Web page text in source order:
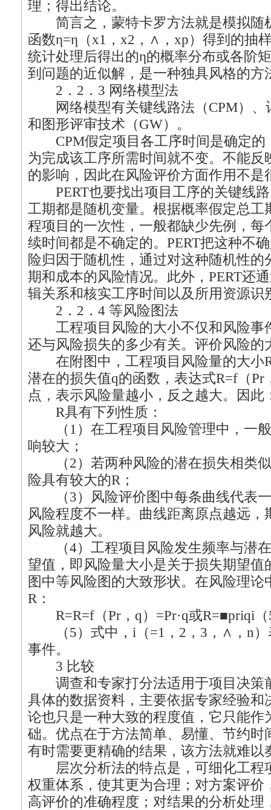
理；得出结论。
简言之，蒙特卡罗方法就是模拟随
函数η=η（x1，x2，∧，xp）得到的抽
统计处理后得出的η的概率分布或各阶
到问题的近似解，是一种独具风格的方
2．2．3 网络模型法
网络模型有关键线路法（CPM）、
和图形评审技术（GW）。
CPM假定项目各工序时间是确定的
为完成该工序所需时间就不变。不能
的影响，因此在风险评价方面作用不是
PERT也要找出项目工序的关键线路
工期都是随机变量。根据概率假定总工
程项目的一次性，一般都缺少先例，每
续时间都是不确定的。PERT把这种不
险归因于随机性，通过对这种随机性的
期和成本的风险情况。此外，PERT还
辑关系和核实工序时间以及所用资源识
2．2．4 等风险图法
工程项目风险的大小不仅和风险事
还与风险损失的多少有关。评价风险的
在附图中，工程项目风险量的大小
潜在的损失值q的函数，表达式R=f（Pr
点，表示风险量越小，反之越大。因此
R具有下列性质：
（1）在工程项目风险管理中，一般
响较大；
（2）若两种风险的潜在损失相类似
险具有较大的R；
（3）风险评价图中每条曲线代表一
风险程度不一样。曲线距离原点越远
风险就越大。
（4）工程项目风险发生频率与潜在
望值，即风险量大小是关于损失期望值
图中等风险图的大致形状。在风险理
R：
R=R=f（Pr，q）=Pr·q或R=■priqi（
（5）式中，i（=1，2，3，∧，n）
事件。
3 比较
调查和专家打分法适用于项目决策
具体的数据资料，主要依据专家经验和
论也只是一种大致的程度值，它只能作
础。优点在于方法简单、易懂、节约时
有时需要更精确的结果，该方法就难以
层次分析法的特点是，可细化工程
权重体系，使其更为合理；对方案评价
高评价的准确程度；对结果的分析处理